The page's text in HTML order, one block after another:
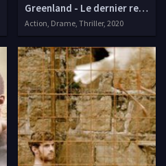
Greenland - Le dernier refuge
Action, Drame, Thriller, 2020